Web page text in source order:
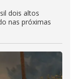
dois altos
nas próximas